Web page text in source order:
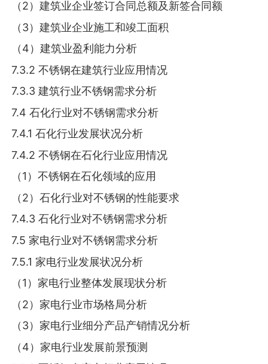
（2）建筑业企业签订合同总额及新签合同额
（3）建筑业企业施工和竣工面积
（4）建筑业盈利能力分析
7.3.2 不锈钢在建筑行业应用情况
7.3.3 建筑行业不锈钢需求分析
7.4 石化行业对不锈钢需求分析
7.4.1 石化行业发展状况分析
7.4.2 不锈钢在石化行业应用情况
（1）不锈钢在石化领域的应用
（2）石化行业对不锈钢的性能要求
7.4.3 石化行业对不锈钢需求分析
7.5 家电行业对不锈钢需求分析
7.5.1 家电行业发展状况分析
（1）家电行业整体发展现状分析
（2）家电行业市场格局分析
（3）家电行业细分产品产销情况分析
（4）家电行业发展前景预测